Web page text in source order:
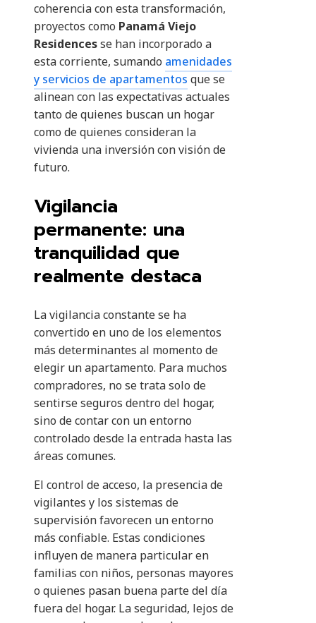
coherencia con esta transformación,
proyectos como Panamá Viejo
Residencesse han incorporado a
esta corriente, sumando amenidades
y servicios de apartamentos que se
alinean con las expectativas actuales
tanto de quienes buscan un hogar
como de quienes consideran la
vivienda una inversión con visión de
futuro.
Vigilancia
permanente: una
tranquilidad que
realmente destaca
La vigilancia constante se ha
convertido en uno de los elementos
más determinantes al momento de
elegir un apartamento. Para muchos
compradores, no se trata solo de
sentirse seguros dentro del hogar,
sino de contar con un entorno
controlado desde la entrada hasta las
áreas comunes.
El control de acceso, la presencia de
vigilantes y los sistemas de
supervisión favorecen un entorno
más confiable. Estas condiciones
influyen de manera particular en
familias con niños, personas mayores
o quienes pasan buena parte del día
fuera del hogar. La seguridad, lejos de